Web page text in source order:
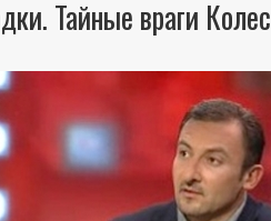
Тайные враги